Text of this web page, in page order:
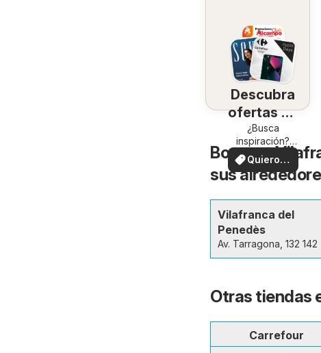
Descubra
ofertas en
su zona
¿Busca
inspiración?
¡Vea las ofertas
en su zona!
Quiero
ver
Bonpreu
sus
Vilafranca del
Penedès
Av. Tarragona, 132 142
Otras tiendas
Carrefour